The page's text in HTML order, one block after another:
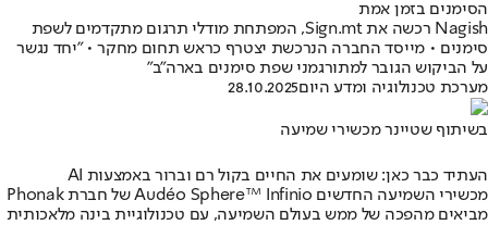
הסימנים בזמן אמת
Nagish רכשה את Sign.mt, המפתחת מודלי תרגום מתקדמים לשפת
סימנים • מייסד החברה הנרכשת יצטרף כראש תחום מחקר • "יחד נגשר
על הביקוש הגובר למתורגמני שפת סימנים בארה"ב"
מערכת טכנולוגיה ומדע היום28.10.2025
בשיתוף שטיינר מכשירי שמיעה
העתיד כבר כאן: שומעים את החיים בקול רם וברור באמצעות AI
מכשירי השמיעה החדשים Audéo Sphere™ Infinio של חברת Phonak
מביאים מהפכה של ממש בעולם השמיעה, עם טכנולוגיית בינה מלאכותית